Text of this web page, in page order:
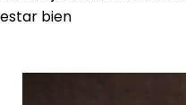
estar bien